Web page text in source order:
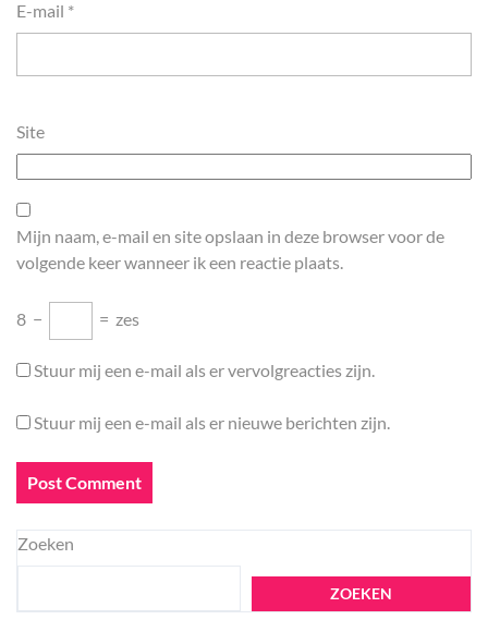
E-mail *
Site
Mijn naam, e-mail en site opslaan in deze browser voor de
volgende keer wanneer ik een reactie plaats.
8 − = zes
Stuur mij een e-mail als er vervolgreacties zijn.
Stuur mij een e-mail als er nieuwe berichten zijn.
Zoeken
ZOEKEN